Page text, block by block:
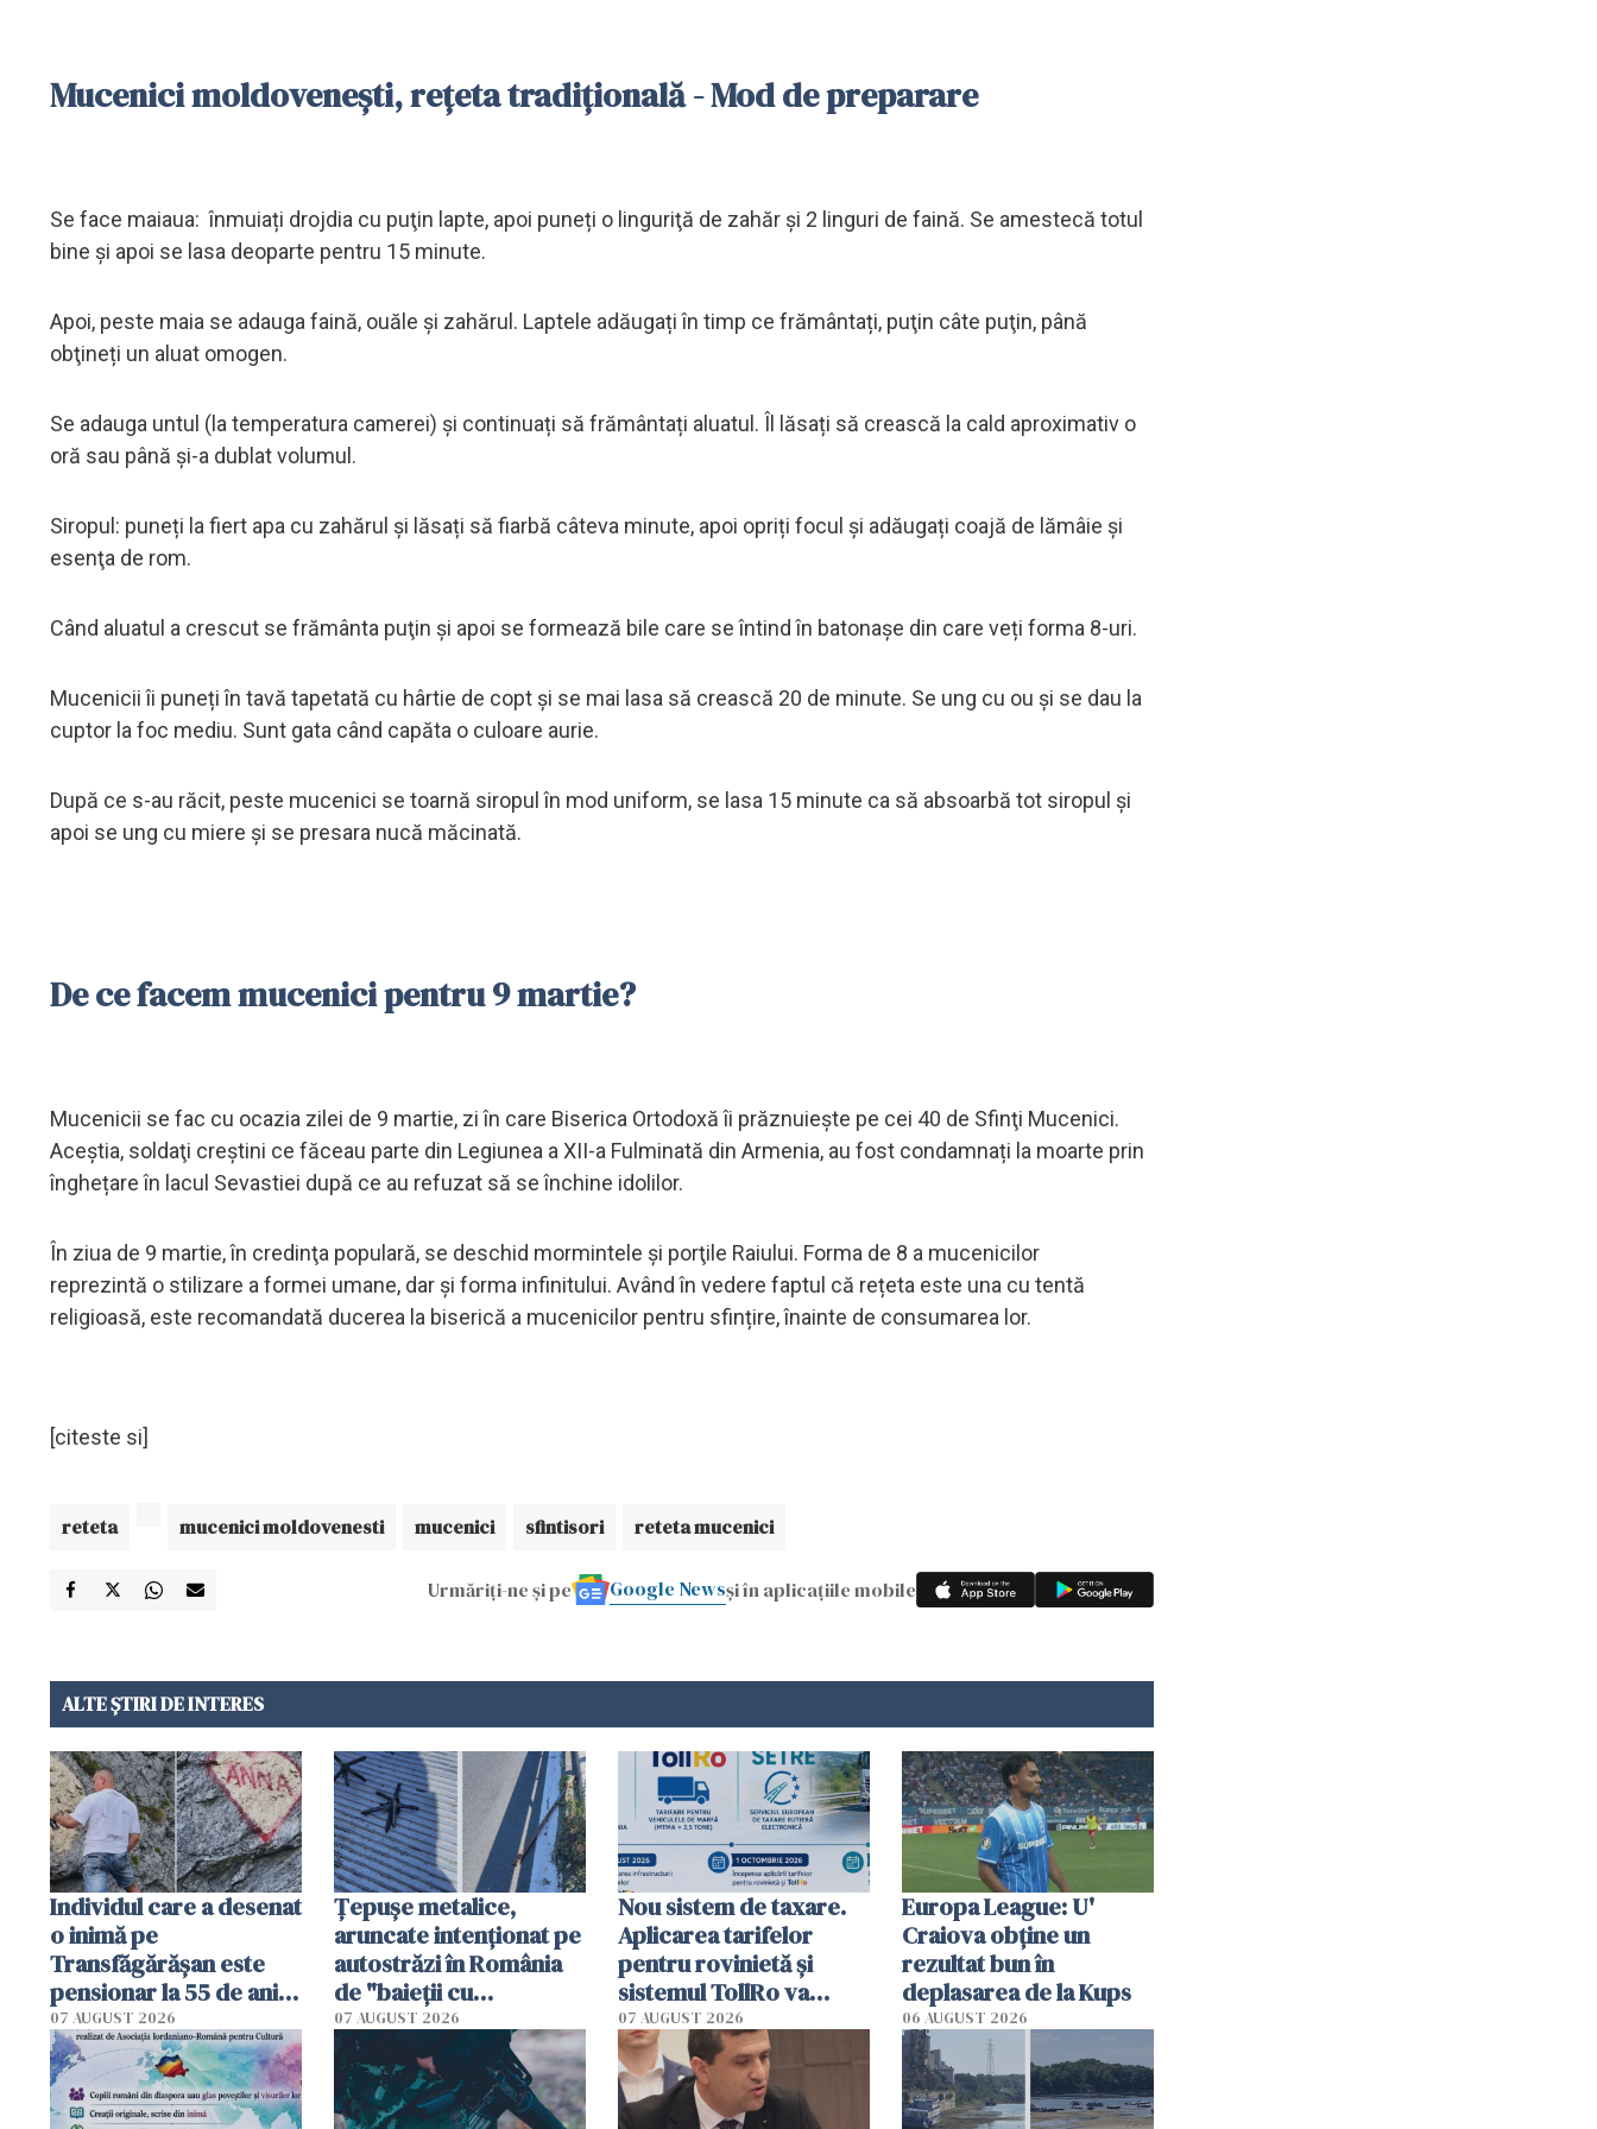
Mucenici moldovenești, rețeta tradițională - Mod de preparare
Se face maiaua: înmuiați drojdia cu puţin lapte, apoi puneți o linguriţă de zahăr şi 2 linguri de faină. Se amestecă totul
bine şi apoi se lasa deoparte pentru 15 minute.
Apoi, peste maia se adauga faină, ouăle şi zahărul. Laptele adăugați în timp ce frământați, puţin câte puţin, până
obţineți un aluat omogen.
Se adauga untul (la temperatura camerei) şi continuați să frământați aluatul. Îl lăsați să crească la cald aproximativ o
oră sau până şi-a dublat volumul.
Siropul: puneți la fiert apa cu zahărul şi lăsați să fiarbă câteva minute, apoi opriți focul şi adăugați coajă de lămâie şi
esenţa de rom.
Când aluatul a crescut se frământa puţin şi apoi se formează bile care se întind în batonașe din care veți forma 8-uri.
Mucenicii îi puneți în tavă tapetată cu hârtie de copt şi se mai lasa să crească 20 de minute. Se ung cu ou şi se dau la
cuptor la foc mediu. Sunt gata când capăta o culoare aurie.
După ce s-au răcit, peste mucenici se toarnă siropul în mod uniform, se lasa 15 minute ca să absoarbă tot siropul şi
apoi se ung cu miere şi se presara nucă măcinată.
De ce facem mucenici pentru 9 martie?
Mucenicii se fac cu ocazia zilei de 9 martie, zi în care Biserica Ortodoxă îi prăznuiește pe cei 40 de Sfinţi Mucenici.
Aceștia, soldaţi creştini ce făceau parte din Legiunea a XII-a Fulminată din Armenia, au fost condamnați la moarte prin
înghețare în lacul Sevastiei după ce au refuzat să se închine idolilor.
În ziua de 9 martie, în credinţa populară, se deschid mormintele şi porţile Raiului. Forma de 8 a mucenicilor
reprezintă o stilizare a formei umane, dar și forma infinitului. Având în vedere faptul că rețeta este una cu tentă
religioasă, este recomandată ducerea la biserică a mucenicilor pentru sfințire, înainte de consumarea lor.
[citeste si]
reteta mucenici moldovenesti mucenici sfintisori reteta mucenici
Urmăriți-ne și pe Google Newsși în aplicațiile mobile
ALTE ȘTIRI DE INTERES
Individul care a desenat
o inimă pe
Transfăgărășan este
pensionar la 55 de ani.
Poliția l-a identificat
07 AUGUST 2026
Țepușe metalice,
aruncate intenționat pe
autostrăzi în România
de "baieții cu
platforme": "Mi-au
cerut 1200 lei să mă
tracteze"
07 AUGUST 2026
Nou sistem de taxare.
Aplicarea tarifelor
pentru rovinietă şi
sistemul TollRo va
începe la 1 octombrie
07 AUGUST 2026
Europa League: U'
Craiova obține un
rezultat bun în
deplasarea de la Kups
06 AUGUST 2026